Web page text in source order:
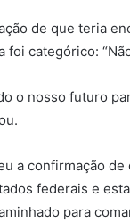
de que teria
foi categórico:
o nosso futuro
a confirmação
federais e
para